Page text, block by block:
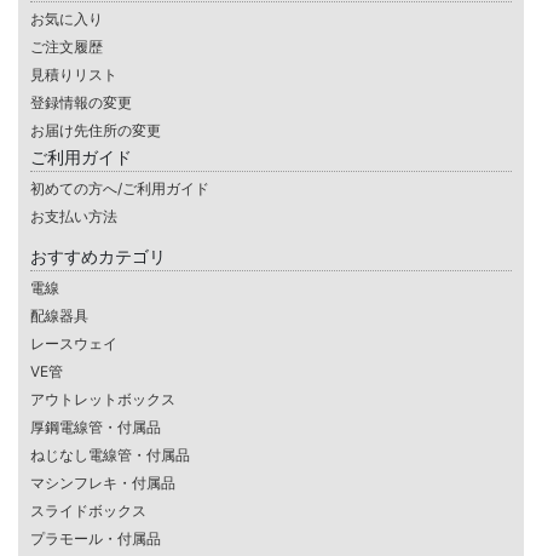
お気に入り
ご注文履歴
見積りリスト
登録情報の変更
お届け先住所の変更
ご利用ガイド
初めての方へ/ご利用ガイド
お支払い方法
おすすめカテゴリ
電線
配線器具
レースウェイ
VE管
アウトレットボックス
厚鋼電線管・付属品
ねじなし電線管・付属品
マシンフレキ・付属品
スライドボックス
プラモール・付属品